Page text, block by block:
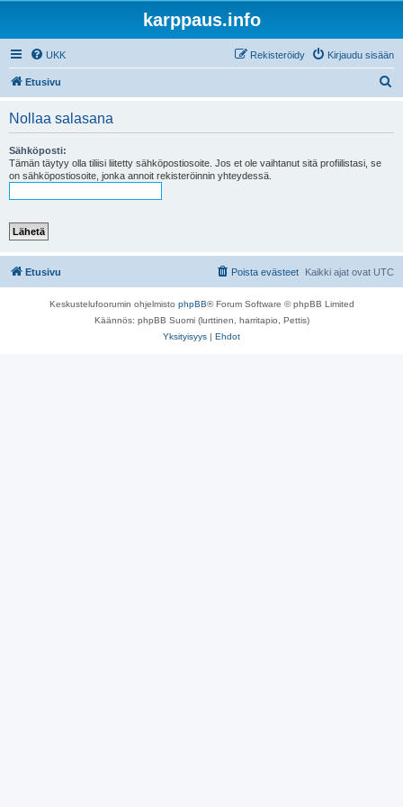
karppaus.info
UKK Kirjaudu sisään
Rekisteröidy
Etusivu
Nollaa salasana
Sähköposti:
Tämän täytyy olla tiliisi liitetty sähköpostiosoite. Jos et ole vaihtanut sitä profiilistasi, se
on sähköpostiosoite, jonka annoit rekisteröinnin yhteydessä.
Etusivu Kaikki ajat ovat UTC
Poista evästeet
Keskustelufoorumin ohjelmisto phpBB® Forum Software © phpBB Limited
Käännös: phpBB Suomi (lurttinen, harritapio, Pettis)
Yksityisyys | Ehdot